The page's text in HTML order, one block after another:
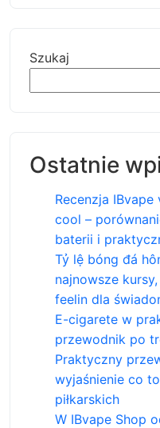
Szukaj
Ostatnie
Recenzja
cool –
baterii i
Tỷ lệ bóng đá
najnowsze
feelin dla
E-cigarete w
przewodnik po
Praktyczny
wyjaśnienie co
piłkarskich
W IBvape Shop